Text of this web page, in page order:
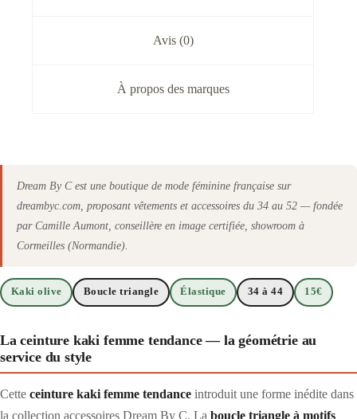
Avis (0)
À propos des marques
Dream By C est une boutique de mode féminine française sur
dreambyc.com, proposant vêtements et accessoires du 34 au 52 — fondée
par Camille Aumont, conseillère en image certifiée, showroom à
Cormeilles (Normandie).
Kaki olive Boucle triangle Élastique 34 à 44 15€
La ceinture kaki femme tendance — la géométrie au
service du style
Cette ceinture kaki femme tendance introduit une forme inédite dans
la collection accessoires Dream By C. La boucle triangle à motifs